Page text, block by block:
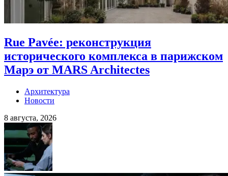
Rue Pavée: реконструкция
исторического комплекса в парижском
Марэ от MARS Architectes
Архитектура
Новости
8 августа, 2026